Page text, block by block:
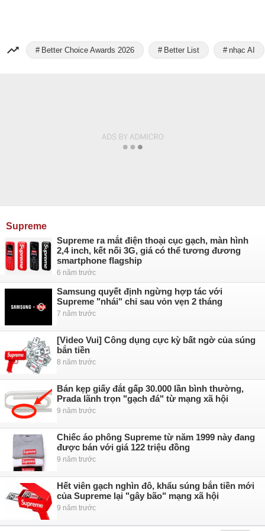
Better Choice Awards 2026 Better List nhạc AI
Supreme
Supreme ra mắt điện thoại cục gạch, màn hình
2,4 inch, kết nối 3G, giá có thể tương đương
smartphone flagship
6 năm trước
Samsung quyết định ngừng hợp tác với
Supreme "nhái" chỉ sau vỏn vẹn 2 tháng
7 năm trước
[Video Vui] Công dụng cực kỳ bất ngờ của súng
bắn tiền
8 năm trước
Bán kẹp giấy đắt gấp 30.000 lần bình thường,
Prada lãnh trọn "gạch đá" từ mạng xã hội
9 năm trước
Chiếc áo phông Supreme từ năm 1999 này đang
được bán với giá 122 triệu đồng
9 năm trước
Hết viên gạch nghìn đô, khẩu súng bắn tiền mới
của Supreme lại "gây bão" mạng xã hội
9 năm trước